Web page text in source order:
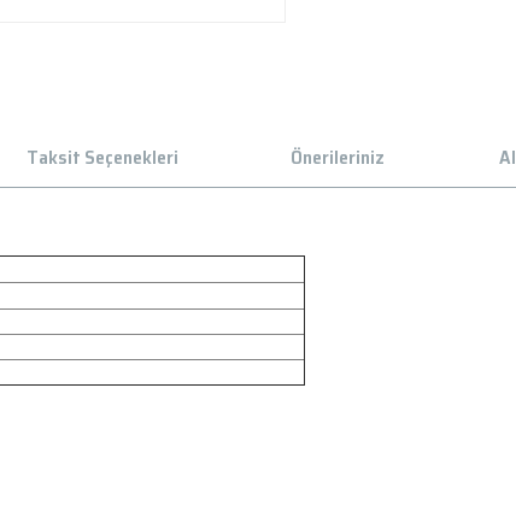
Taksit Seçenekleri Önerileriniz